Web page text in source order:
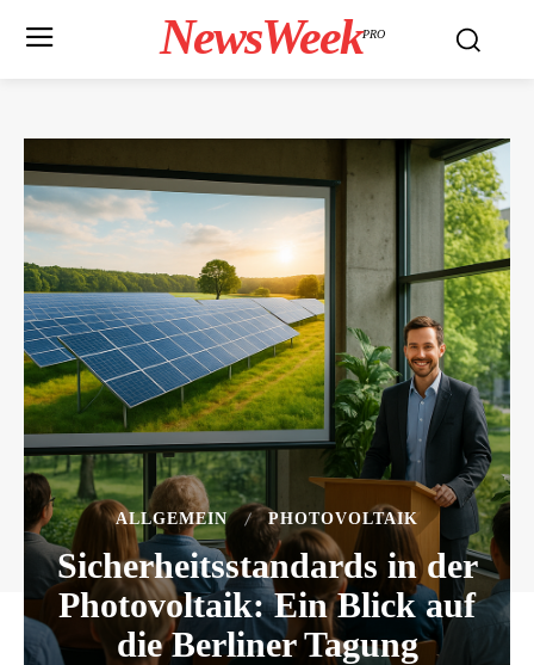
NewsWeekPRO
ALLGEMEIN PHOTOVOLTAIK
Sicherheitsstandards in der
Photovoltaik: Ein Blick auf
die Berliner Tagung